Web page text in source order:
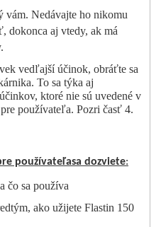
vám. Nedávajte ho nikomu
dokonca aj vtedy, ak má
vedľajší účinok, obráťte sa
To sa týka aj
ktoré nie sú uvedené v
používateľa. Pozri časť 4.
používateľasa dozviete:
čo sa používa
ako užijete Flastin 150